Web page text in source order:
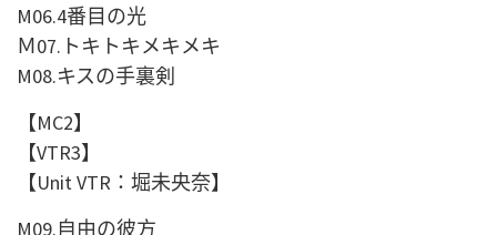
M06.4番目の光
Ｍ07. トキトキメキメキ
M08.キスの手裏剣
【MC2】
【VTR3】
【Unit VTR：堀未央奈】
M09.自由の彼方